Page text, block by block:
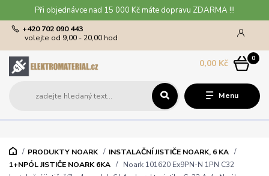
Při objednávce nad 15 000 Kč máte dopravu ZDARMA !!!
Menu
+420 702 090 443
volejte od 9,00 - 20,00 hod
0
0,00 Kč
PRODUKTY NOARK
INSTALAČNÍ JISTIČE NOARK, 6 KA
1+NPÓL JISTIČE NOARK 6KA
Noark 101620 Ex9PN-N 1PN C32